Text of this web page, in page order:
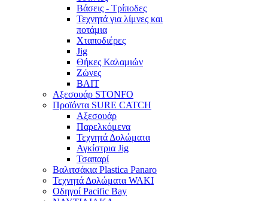
Βάσεις - Τρίποδες
Τεχνητά για λίμνες και
ποτάμια
Χταποδιέρες
Jig
Θήκες Καλαμιών
Ζώνες
BAIT
Αξεσουάρ STONFO
Προϊόντα SURE CATCH
Αξεσουάρ
Παρελκόμενα
Τεχνητά Δολώματα
Αγκίστρια Jig
Τσαπαρί
Βαλιτσάκια Plastica Panaro
Τεχνητά Δολώματα WAKI
Οδηγοί Pacific Bay